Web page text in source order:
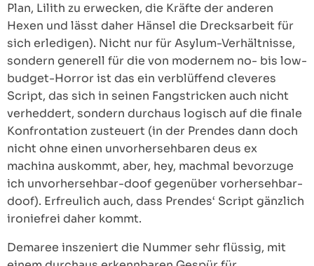
Plan, Lilith zu erwecken, die Kräfte der anderen
Hexen und lässt daher Hänsel die Drecksarbeit für
sich erledigen). Nicht nur für Asylum-Verhältnisse,
sondern generell für die von modernem no- bis low-
budget-Horror ist das ein verblüffend cleveres
Script, das sich in seinen Fangstricken auch nicht
verheddert, sondern durchaus logisch auf die finale
Konfrontation zusteuert (in der Prendes dann doch
nicht ohne einen unvorhersehbaren deus ex
machina auskommt, aber, hey, machmal bevorzuge
ich unvorhersehbar-doof gegenüber vorhersehbar-
doof). Erfreulich auch, dass Prendes‘ Script gänzlich
ironiefrei daher kommt.
Demaree inszeniert die Nummer sehr flüssig, mit